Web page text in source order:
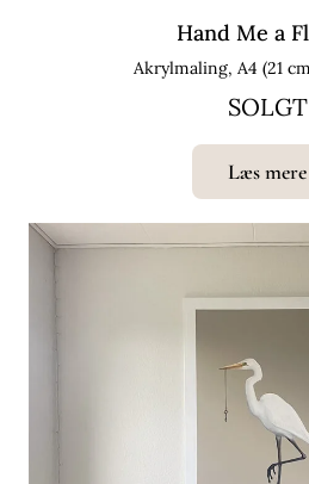
Hand Me a
Akrylmaling, A4 (21
SOLGT
Læs mere